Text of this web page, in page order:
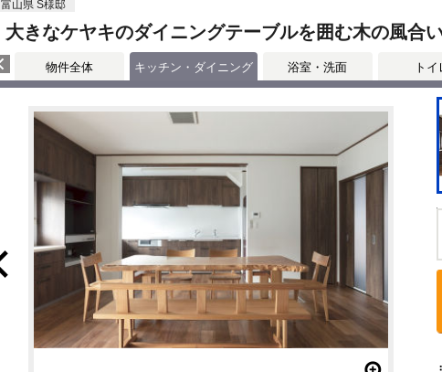
富山県 S様邸
大きなケヤキのダイニングテーブルを囲む木の風合
物件全体 キッチン・ダイニング 浴室・洗面 トイ